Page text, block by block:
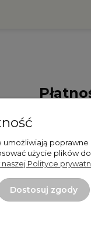
Czas i
użycie plików
Polityce
Dostosuj zgody